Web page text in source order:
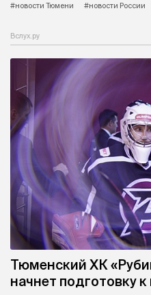
#новости Тюмени
#новости России
Вслух.ру
Тюменский ХК
начнет подготовку